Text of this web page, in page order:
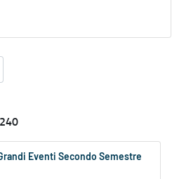
Eventi Secondo Semestre